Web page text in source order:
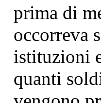
prima di
occorreva
istituzioni
quanti